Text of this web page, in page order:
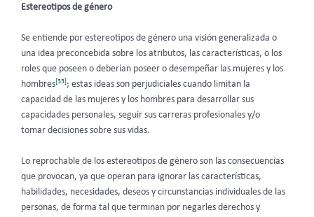
Estereotipos de género
Se entiende por estereotipos de género una visión generalizada o
una idea preconcebida sobre los atributos, las características, o los
roles que poseen o deberían poseer o desempeñar las mujeres y los
hombres[33]; estas ideas son perjudiciales cuando limitan la
capacidad de las mujeres y los hombres para desarrollar sus
capacidades personales, seguir sus carreras profesionales y/o
tomar decisiones sobre sus vidas.
Lo reprochable de los estereotipos de género son las consecuencias
que provocan, ya que operan para ignorar las características,
habilidades, necesidades, deseos y circunstancias individuales de las
personas, de forma tal que terminan por negarles derechos y